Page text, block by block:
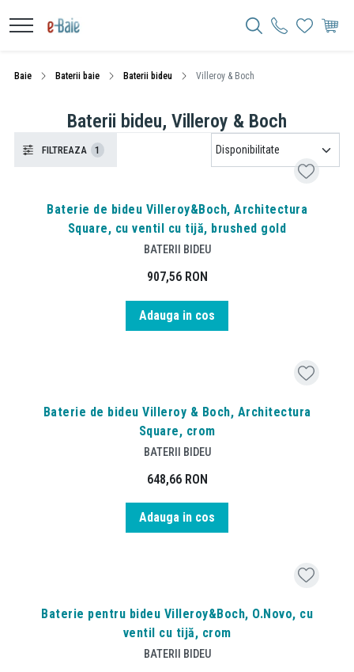
Baie Baterii baie Baterii bideu Villeroy & Boch
Baterii bideu, Villeroy & Boch
FILTREAZA 1
Baterie de bideu Villeroy&Boch, Architectura
Square, cu ventil cu tijă, brushed gold
BATERII BIDEU
907,56 RON
Adauga in cos
Baterie de bideu Villeroy & Boch, Architectura
Square, crom
BATERII BIDEU
648,66 RON
Adauga in cos
Baterie pentru bideu Villeroy&Boch, O.Novo, cu
ventil cu tijă, crom
BATERII BIDEU